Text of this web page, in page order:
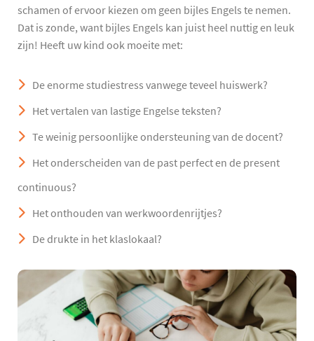
schamen of ervoor kiezen om geen bijles Engels te nemen.
Dat is zonde, want bijles Engels kan juist heel nuttig en leuk
zijn! Heeft uw kind ook moeite met:
De enorme studiestress vanwege teveel huiswerk?
Het vertalen van lastige Engelse teksten?
Te weinig persoonlijke ondersteuning van de docent?
Het onderscheiden van de past perfect en de present
continuous?
Het onthouden van werkwoordenrijtjes?
De drukte in het klaslokaal?